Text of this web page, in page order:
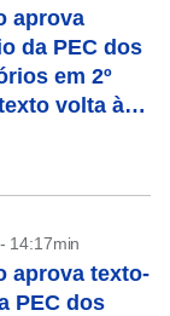
aprova
da PEC dos
em 2º
volta à
14:17min
aprova texto-
PEC dos